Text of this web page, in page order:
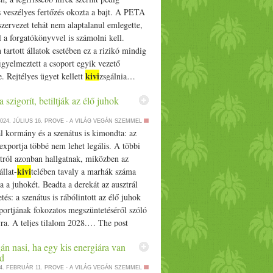
veszélyes fertőzés okozta a bajt. A PETA
tehát nem alaptalanul emlegette,
a forgatókönyvvel is számolni kell.
tartott állatok esetében ez a rizikó mindig
a csoport egyik vezető
Rejtélyes ügyet kellett kivizsgálnia…
is egy állatkertben appeared first on
szigorít, betiltják az élő juhok
JÚLIUS 16. PROVE - A VILÁG VEGÁN SZEMMEL
kormány és a szenátus is kimondta: az
többé nem lehet legális. A többi
azonban hallgatnak, miközben az
kivitelében tavaly a marhák száma
a juhokét. Beadta a derekát az ausztrál
a szenátus is rábólintott az élő juhok
fokozatos megszüntetéséről szóló
A teljes tilalom 2028.… The post
on Prove.hu.
nasi, ha egy kis energiára van
FEBRUÁR 11. PROVE - A VILÁG VEGÁN SZEMMEL